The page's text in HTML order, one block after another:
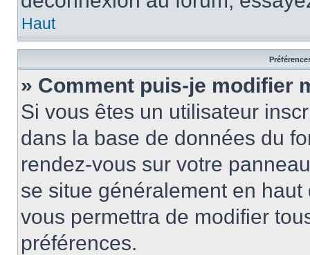
Haut
» Comment puis-je modifier
Si vous êtes un utilisateur
dans la base de données du
rendez-vous sur votre
se situe généralement en
vous permettra de modifier
préférences.